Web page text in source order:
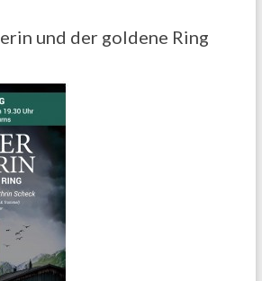
und der goldene Ring